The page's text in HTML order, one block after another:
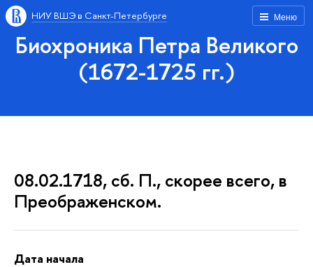
Меню
НИУ ВШЭ в Санкт-Петербурге
Биохроника Петра Великого
(1672-1725 гг.)
08.02.1718, сб. П., скорее всего, в
Преображенском.
Дата начала